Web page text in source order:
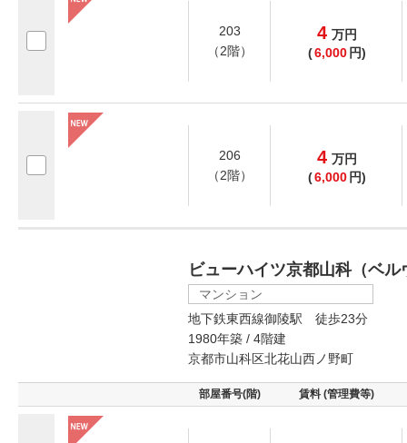
203
（2階）
4 万円
(6,000 円)
206
（2階）
4 万円
(6,000 円)
ビューハイツ京都山科（ベル
マンション
地下鉄東西線御陵駅 徒歩23分
1980年築 / 4階建
京都市山科区北花山西ノ野町
部屋番号(階) 賃料 (管理費等)